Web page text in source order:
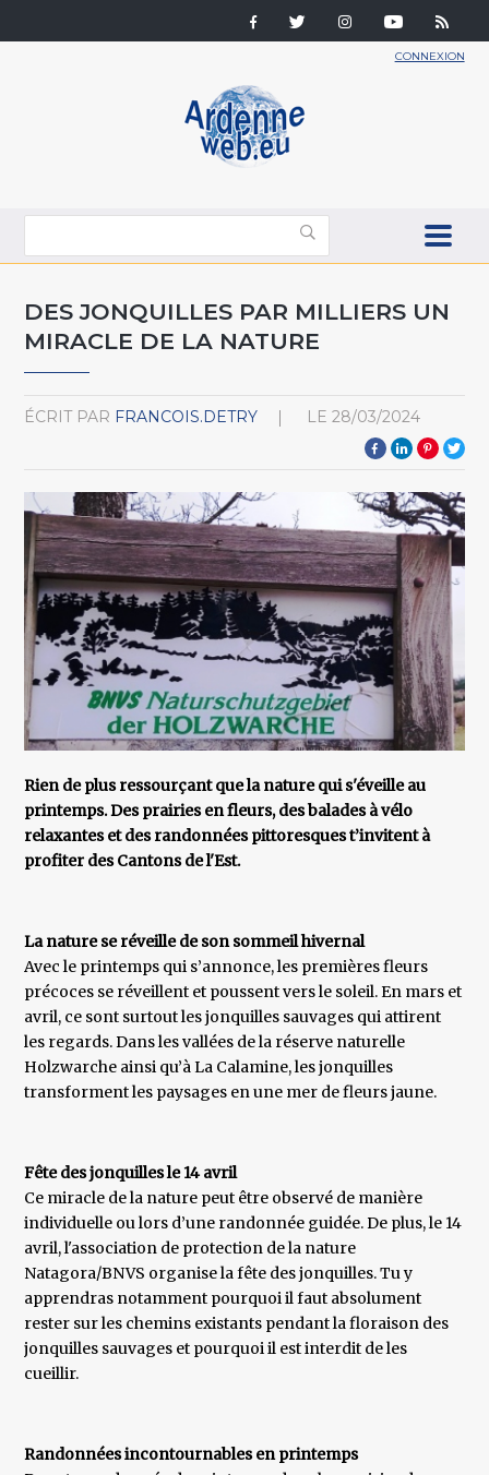
CONNEXION
DES JONQUILLES PAR MILLIERS UN
MIRACLE DE LA NATURE
ÉCRIT PAR FRANCOIS.DETRY LE 28/03/2024
Rien de plus ressourçant que la nature qui s'éveille au
printemps. Des prairies en fleurs, des balades à vélo
relaxantes et des randonnées pittoresques t’invitent à
profiter des Cantons de l'Est.
La nature se réveille de son sommeil hivernal
Avec le printemps qui s’annonce, les premières fleurs
précoces se réveillent et poussent vers le soleil. En mars et
avril, ce sont surtout les jonquilles sauvages qui attirent
les regards. Dans les vallées de la réserve naturelle
Holzwarche ainsi qu’à La Calamine, les jonquilles
transforment les paysages en une mer de fleurs jaune.
Fête des jonquilles le 14 avril
Ce miracle de la nature peut être observé de manière
individuelle ou lors d’une randonnée guidée. De plus, le 14
avril, l'association de protection de la nature
Natagora/BNVS organise la fête des jonquilles. Tu y
apprendras notamment pourquoi il faut absolument
rester sur les chemins existants pendant la floraison des
jonquilles sauvages et pourquoi il est interdit de les
cueillir.
Randonnées incontournables en printemps